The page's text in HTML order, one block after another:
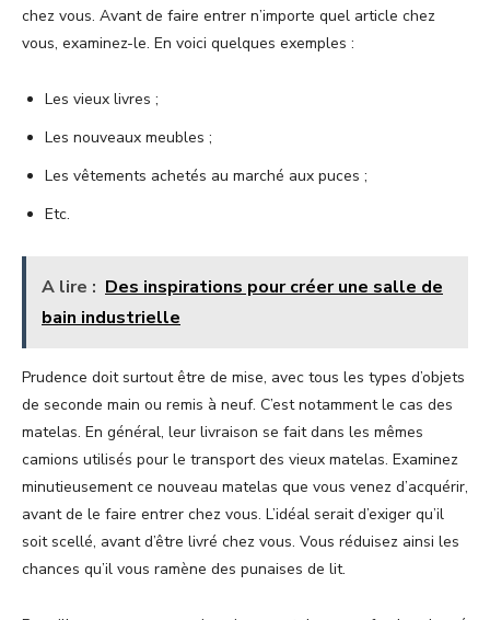
chez vous. Avant de faire entrer n’importe quel article chez
vous, examinez-le. En voici quelques exemples :
Les vieux livres ;
Les nouveaux meubles ;
Les vêtements achetés au marché aux puces ;
Etc.
A lire : Des inspirations pour créer une salle de
bain industrielle
Prudence doit surtout être de mise, avec tous les types d’objets
de seconde main ou remis à neuf. C’est notamment le cas des
matelas. En général, leur livraison se fait dans les mêmes
camions utilisés pour le transport des vieux matelas. Examinez
minutieusement ce nouveau matelas que vous venez d’acquérir,
avant de le faire entrer chez vous. L’idéal serait d’exiger qu’il
soit scellé, avant d’être livré chez vous. Vous réduisez ainsi les
chances qu’il vous ramène des punaises de lit.